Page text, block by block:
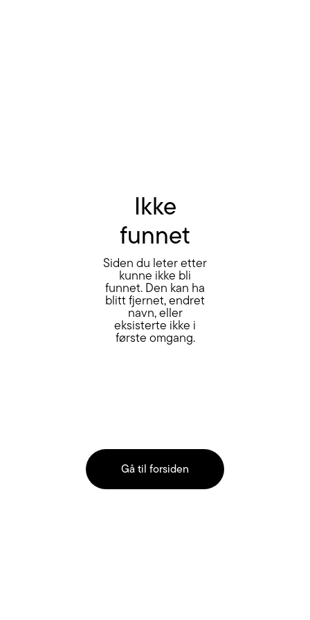
Ikke
funnet
Siden du leter etter
kunne ikke bli
funnet. Den kan ha
blitt fjernet, endret
navn, eller
eksisterte ikke i
første omgang.
Gå til forsiden